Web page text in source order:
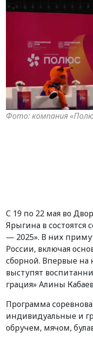
Фото: компания
С 19 по 22 мая во
Ярыгина в состоятся
— 2025». В них
России, включая
сборной. Впервые на
выступят
грация» Алины
Программа
индивидуальные и
обручем, мячом,